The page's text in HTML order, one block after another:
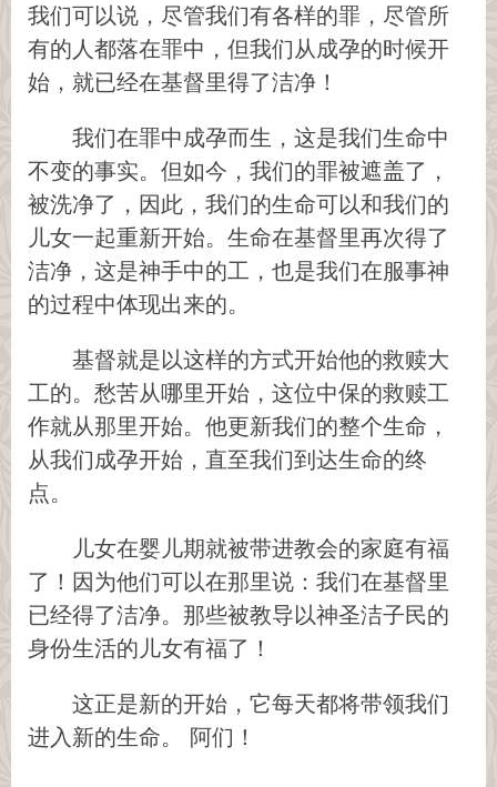
我们可以说，尽管我们有各样的罪，尽管所
有的人都落在罪中，但我们从成孕的时候开
始，就已经在基督里得了洁净！
我们在罪中成孕而生，这是我们生命中
不变的事实。但如今，我们的罪被遮盖了，
被洗净了，因此，我们的生命可以和我们的
儿女一起重新开始。生命在基督里再次得了
洁净，这是神手中的工，也是我们在服事神
的过程中体现出来的。
基督就是以这样的方式开始他的救赎大
工的。愁苦从哪里开始，这位中保的救赎工
作就从那里开始。他更新我们的整个生命，
从我们成孕开始，直至我们到达生命的终
点。
儿女在婴儿期就被带进教会的家庭有福
了！因为他们可以在那里说：我们在基督里
已经得了洁净。那些被教导以神圣洁子民的
身份生活的儿女有福了！
这正是新的开始，它每天都将带领我们
进入新的生命。 阿们！